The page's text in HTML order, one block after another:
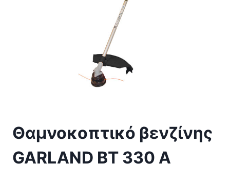
Θαμνοκοπτικό βενζίνης
GARLAND BT 330 A